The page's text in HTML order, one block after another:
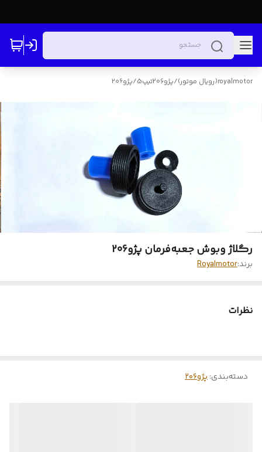
royalmotor(رویال موتور) /پژو206تیپ5 /پژو۲۰۶
رگلاژ وبوش جعبه‌فرمان پژو206
برند:Royalmotor
نظرات
دسته‌بندی:پژو۲۰۶